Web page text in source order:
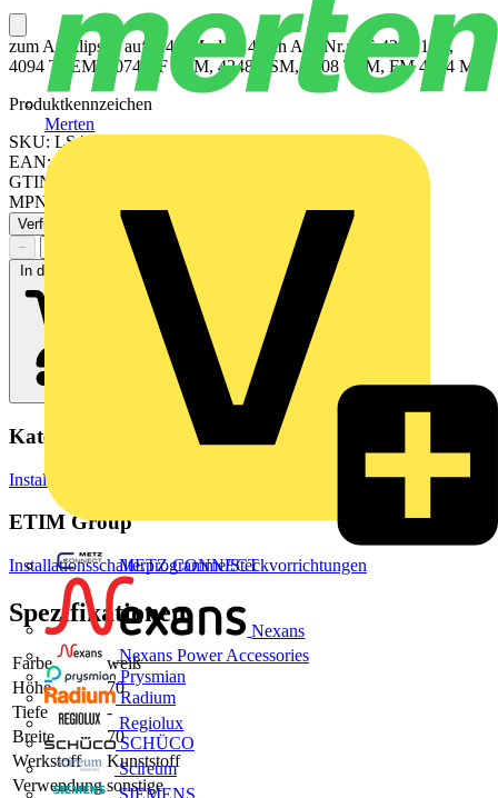
Merten
METZ CONNECT
Nexans
Nexans Power Accessories
Prysmian
Radium
Regiolux
SCHÜCO
Scireum
zum Aufklipsen auf F 40-Module 4fach Art.-Nr.: LS 4294 1ST,
4094 TSEM, 4074 RF TSM, 4248 TSM, 4008 TSM, FM 4004 M
Produktkennzeichen
SKU: LS404TSAWW
EAN: 4011377044227
GTIN: 4011377044227
MPN: LS 404 TSA WW
Verfügbar: 3 Händler
−
In den Warenkorb
Kategorien
Installationsmaterial & Zubehör Steckdosen & SchalterLichtschalter
ETIM Group
Installationsschalterprogramme/Steckvorrichtungen
Spezifikationen
Farbe
weiß
Höhe
70
Tiefe
-
Breite
70
Werkstoff
Kunststoff
Verwendung sonstige